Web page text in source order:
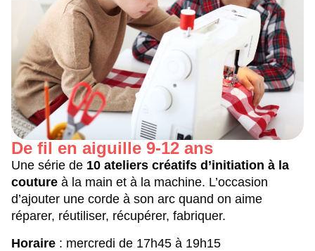
De fil en aiguille 9-12 ans
Une série de 10 ateliers créatifs d’initiation à la
couture à la main et à la machine. L’occasion
d’ajouter une corde à son arc quand on aime
réparer, réutiliser, récupérer, fabriquer.
Horaire : mercredi de 17h45 à 19h15